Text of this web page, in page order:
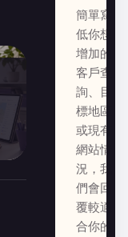
簡單寫
低你想
增加的
客戶查
詢、目
標地區
或現有
網站情
況，我
們會回
覆較適
合你的